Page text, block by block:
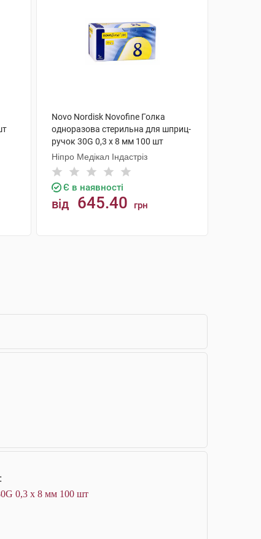
Novo Nordisk Novofine Голка
одноразова стерильна для шприц-
ручок 30G 0,3 х 8 мм 100 шт
Ніпро Медікал Індастріз
Є в наявності
від 645.40 грн
0,3 х 8 мм 100 шт